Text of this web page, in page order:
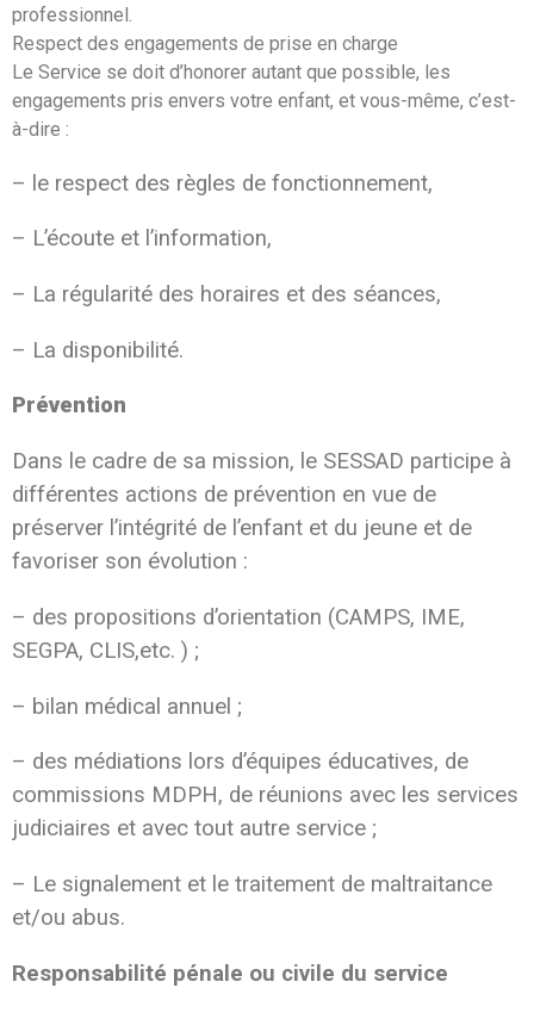
professionnel.
Respect des engagements de prise en charge
Le Service se doit d’honorer autant que possible, les
engagements pris envers votre enfant, et vous-même, c’est-
à-dire :
– le respect des règles de fonctionnement,
– L’écoute et l’information,
– La régularité des horaires et des séances,
– La disponibilité.
Prévention
Dans le cadre de sa mission, le SESSAD participe à
différentes actions de prévention en vue de
préserver l’intégrité de l’enfant et du jeune et de
favoriser son évolution :
– des propositions d’orientation (CAMPS, IME,
SEGPA, CLIS,etc. ) ;
– bilan médical annuel ;
– des médiations lors d’équipes éducatives, de
commissions MDPH, de réunions avec les services
judiciaires et avec tout autre service ;
– Le signalement et le traitement de maltraitance
et/ou abus.
Responsabilité pénale ou civile du service